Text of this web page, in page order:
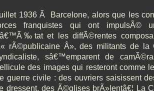
1936 Ã Barcelone, alors que les
franquistes qui ont impulsÃ©
et les diffÃ©rentes
rÃ©publicaine Â», des militants de la
sâ€™emparent de
des images qui resteront comme
guerre civile : des ouvriers saisissent
dressent, des Ã©glises brÃ»lentâ€¦ La